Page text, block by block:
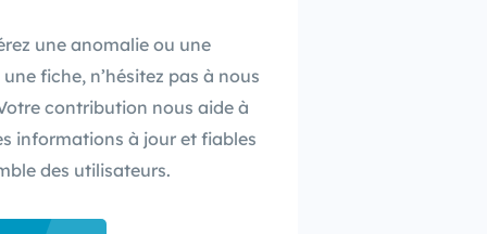
une anomalie ou une
fiche, n’hésitez pas à nous
contribution nous aide à
informations à jour et fiables
des utilisateurs.